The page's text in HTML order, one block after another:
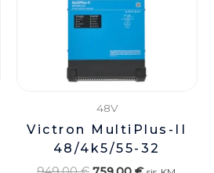
48V
Victron MultiPlus-II
48/4k5/55-32